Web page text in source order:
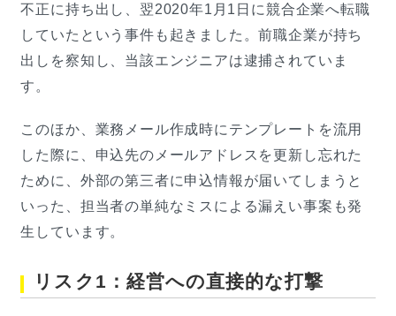
不正に持ち出し、翌2020年1月1日に競合企業へ転職
していたという事件も起きました。前職企業が持ち
出しを察知し、当該エンジニアは逮捕されていま
す。
このほか、業務メール作成時にテンプレートを流用
した際に、申込先のメールアドレスを更新し忘れた
ために、外部の第三者に申込情報が届いてしまうと
いった、担当者の単純なミスによる漏えい事案も発
生しています。
リスク1：経営への直接的な打撃